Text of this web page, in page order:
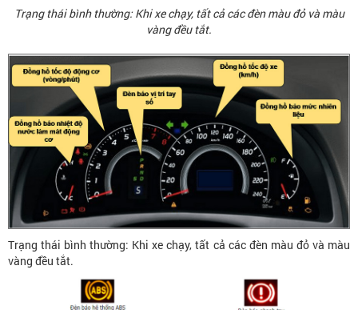
Trạng thái bình thường: Khi xe chạy, tất cả các đèn màu đỏ và màu
vàng đều tắt.
Trạng thái bình thường: Khi xe chạy, tất cả các đèn màu đỏ và màu
vàng đều tắt.